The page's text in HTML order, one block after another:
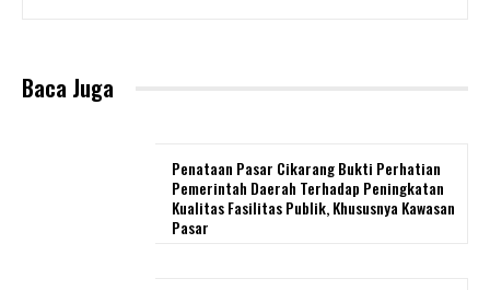
Baca Juga
Penataan Pasar Cikarang Bukti Perhatian
Pemerintah Daerah Terhadap Peningkatan
Kualitas Fasilitas Publik, Khususnya Kawasan
Pasar